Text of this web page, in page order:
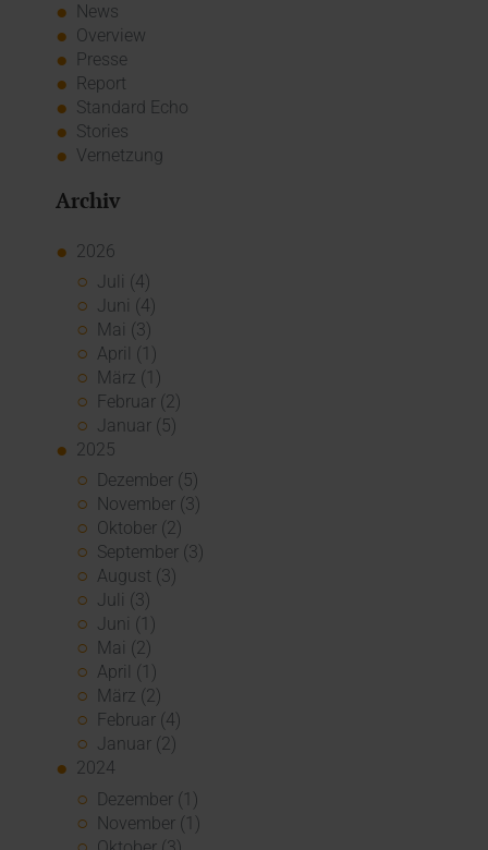
News
Overview
Presse
Report
Standard Echo
Stories
Vernetzung
Archiv
2026
Juli (4)
Juni (4)
Mai (3)
April (1)
März (1)
Februar (2)
Januar (5)
2025
Dezember (5)
November (3)
Oktober (2)
September (3)
August (3)
Juli (3)
Juni (1)
Mai (2)
April (1)
März (2)
Februar (4)
Januar (2)
2024
Dezember (1)
November (1)